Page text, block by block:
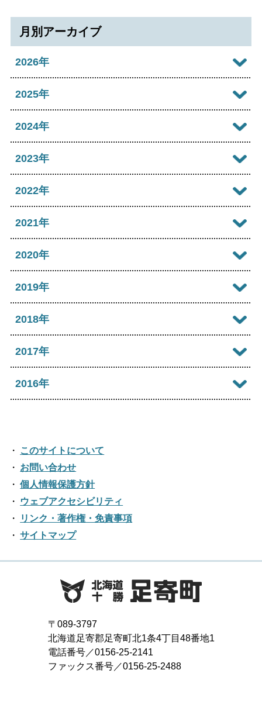
月別アーカイブ
2026年
2026年08月
2026年06月
2026年04月
2026年03月
2026年02月
2025年
2025年12月
2025年10月
2025年08月
2025年07月
2025年06月
2025年04月
2025年02月
2024年
2024年12月
2024年10月
2024年08月
2024年07月
2024年06月
2024年04月
2024年01月
2023年
2023年12月
2023年10月
2023年08月
2023年07月
2023年06月
2023年04月
2023年02月
2023年01月
2022年
2022年12月
2022年10月
2022年08月
2022年07月
2022年06月
2022年03月
2022年02月
2021年
2021年12月
2021年10月
2021年08月
2021年07月
2021年04月
2021年03月
2021年02月
2021年01月
2020年
2020年12月
2020年10月
2020年08月
2020年05月
2020年04月
2020年03月
2019年
2019年12月
2019年10月
2019年07月
2019年06月
2019年05月
2019年02月
2019年01月
2018年
2018年12月
2018年10月
2018年08月
2018年07月
2018年06月
2018年05月
2018年04月
2018年03月
2018年01月
2017年
2017年12月
2017年08月
2017年07月
2017年06月
2017年05月
2017年04月
2017年02月
2017年01月
2016年
2016年10月
2016年09月
2016年08月
2016年05月
2016年04月
2016年03月
このサイトについて
お問い合わせ
個人情報保護方針
ウェブアクセシビリティ
リンク・著作権・免責事項
サイトマップ
〒089-3797
北海道足寄郡足寄町北1条4丁目48番地1
電話番号／0156-25-2141
ファックス番号／0156-25-2488